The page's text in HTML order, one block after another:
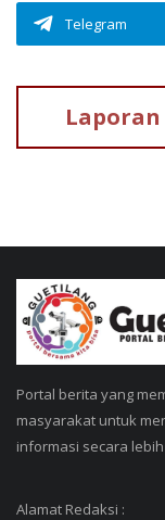
Telegram
Portal berita yang
masyarakat untuk
informasi secara
Alamat Redaksi :